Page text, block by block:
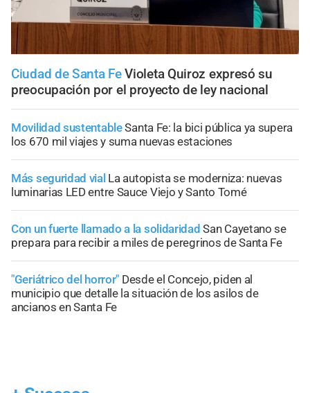
Ciudad de Santa Fe Violeta Quiroz expresó su
preocupación por el proyecto de ley nacional
Movilidad sustentableSanta Fe: la bici pública ya supera
los 670 mil viajes y suma nuevas estaciones
Más seguridad vial La autopista se moderniza: nuevas
luminarias LED entre Sauce Viejo y Santo Tomé
Con un fuerte llamado a la solidaridad San Cayetano se
prepara para recibir a miles de peregrinos de Santa Fe
"Geriátrico del horror" Desde el Concejo, piden al
municipio que detalle la situación de los asilos de
ancianos en Santa Fe